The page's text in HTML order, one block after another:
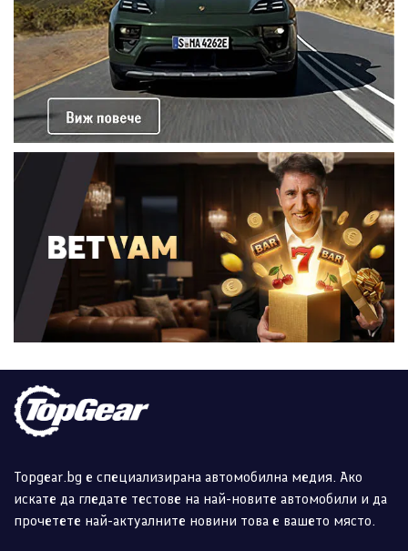
Topgear.bg е специализирана автомобилна медия. Ако
искате да гледате тестове на най-новите автомобили и да
прочетете най-актуалните новини това е вашето място.